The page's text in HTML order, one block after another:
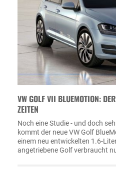
VW GOLF VII BLUEMOTION:
ZEITEN
Noch eine Studie - und doch
kommt der neue VW Golf
einem neu entwickelten 1.6-
angetriebene Golf verbraucht